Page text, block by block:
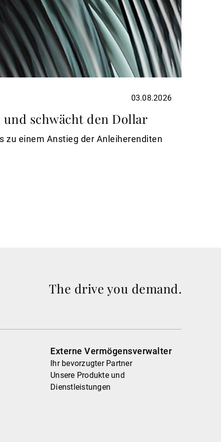
03.08.2026
und schwächt den Dollar
zu einem Anstieg der Anleiherenditen
The drive you demand.
Externe Vermögensverwalter
Ihr bevorzugter Partner
Unsere Produkte und
Dienstleistungen